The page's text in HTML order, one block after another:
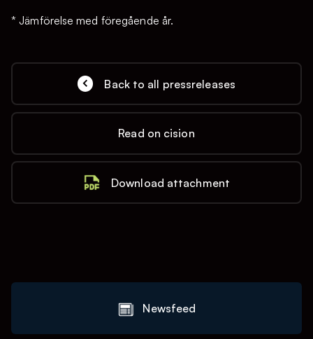
* Jämförelse med föregående år.
Back to all pressreleases
Read on cision
Download attachment
Newsfeed